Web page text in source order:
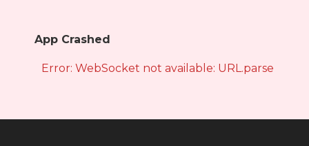
App Crashed
Error: WebSocket not available: URL.parse is